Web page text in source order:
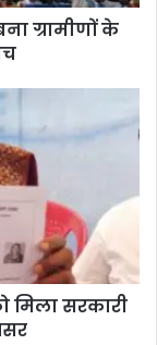
ग्रामीणों के
मिला सरकारी